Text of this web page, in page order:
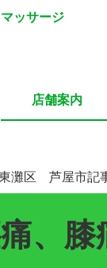
ッサージ
店舗案内
灘区 芦屋市記
、